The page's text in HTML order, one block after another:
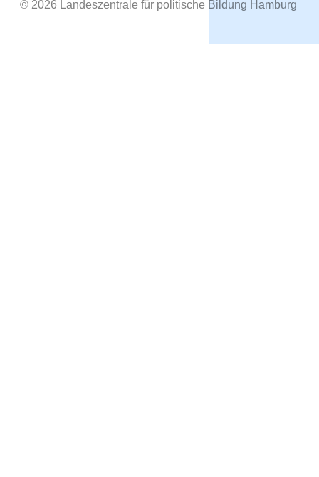
© 2026 Landeszentrale für politische Bildung Hamburg